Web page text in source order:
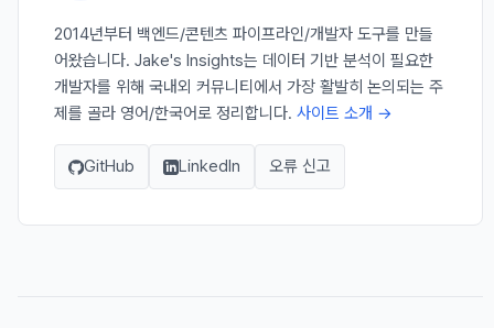
2014년부터 백엔드/콘텐츠 파이프라인/개발자 도구를 만들
어왔습니다. Jake's Insights는 데이터 기반 분석이 필요한
개발자를 위해 국내외 커뮤니티에서 가장 활발히 논의되는 주
제를 골라 영어/한국어로 정리합니다. 사이트 소개 →
GitHub LinkedIn 오류 신고